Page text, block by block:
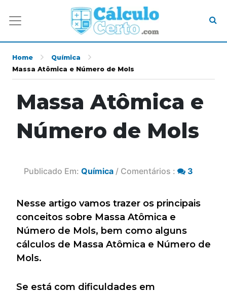
Home
Química
Massa Atômica e Número de Mols
Massa Atômica e
Número de Mols
Publicado Em: Química / Comentários : 3
Nesse artigo vamos trazer os principais
conceitos sobre Massa Atômica e
Número de Mols, bem como alguns
cálculos de Massa Atômica e Número de
Mols.
Se está com dificuldades em